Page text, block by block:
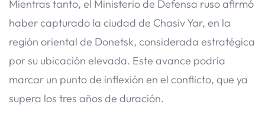
Mientras tanto, el Ministerio de Defensa ruso afirmó
haber capturado la ciudad de Chasiv Yar, en la
región oriental de Donetsk, considerada estratégica
por su ubicación elevada. Este avance podría
marcar un punto de inflexión en el conflicto, que ya
supera los tres años de duración.